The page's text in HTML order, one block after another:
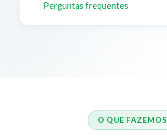
Perguntas frequentes
O QUE FAZEMOS